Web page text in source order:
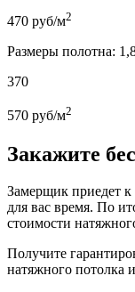
470 руб/м2
Размеры полотна:
370
570 руб/м2
Закажите
Замерщик приедет к
для вас время. По
стоимости
Получите
натяжного потолка